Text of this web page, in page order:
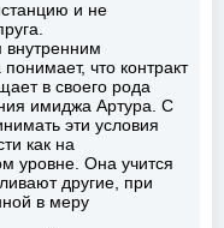
и не
внутренним
что контракт
в своего рода
имиджа Артура. С
эти условия
как на
уровне. Она учится
другие, при
в меру